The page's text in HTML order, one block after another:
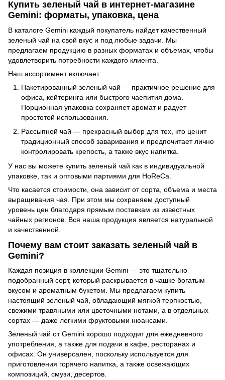
Купить зеленый чай в интернет-магазине
Gemini: форматы, упаковка, цена
В каталоге Gemini каждый покупатель найдет качественный
зеленый чай на свой вкус и под любые задачи. Мы
предлагаем продукцию в разных форматах и объемах, чтобы
удовлетворить потребности каждого клиента.
Наш ассортимент включает:
Пакетированный зеленый чай — практичное решение для
офиса, кейтеринга или быстрого чаепития дома.
Порционная упаковка сохраняет аромат и радует
простотой использования.
Рассыпной чай — прекрасный выбор для тех, кто ценит
традиционный способ заваривания и предпочитает лично
контролировать крепость, а также вкус напитка.
У нас вы можете купить зеленый чай как в индивидуальной
упаковке, так и оптовыми партиями для HoReCa.
Что касается стоимости, она зависит от сорта, объема и места
выращивания чая. При этом мы сохраняем доступный
уровень цен благодаря прямым поставкам из известных
чайных регионов. Вся наша продукция является натуральной
и качественной.
Почему вам стоит заказать зеленый чай в
Gemini?
Каждая позиция в коллекции Gemini — это тщательно
подобранный сорт, который раскрывается в чашке богатым
вкусом и ароматным букетом. Мы предлагаем купить
настоящий зеленый чай, обладающий мягкой терпкостью,
свежими травяными или цветочными нотами, а в отдельных
сортах — даже легкими фруктовыми нюансами.
Зеленый чай от Gemini хорошо подходит для ежедневного
употребления, а также для подачи в кафе, ресторанах и
офисах. Он универсален, поскольку используется для
приготовления горячего напитка, а также освежающих
композиций, смузи, десертов.